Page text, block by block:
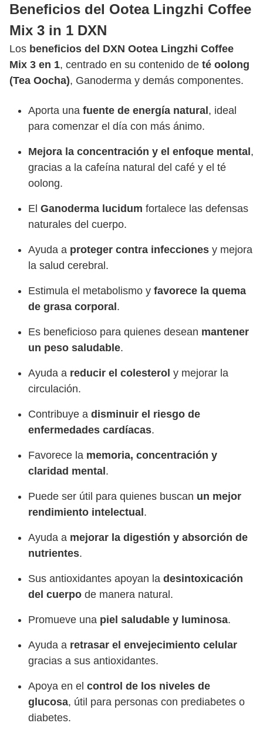
Beneficios del Ootea Lingzhi Coffee
Mix 3 in 1 DXN
Los beneficios del DXN Ootea Lingzhi Coffee
Mix 3 en 1, centrado en su contenido de té oolong
(Tea Oocha), Ganoderma y demás componentes.
Aporta una fuente de energía natural , ideal
para comenzar el día con más ánimo.
Mejora la concentración y el enfoque mental ,
gracias a la cafeína natural del café y el té
oolong.
El Ganoderma lucidum fortalece las defensas
naturales del cuerpo.
Ayuda a proteger contra infecciones y mejora
la salud cerebral.
Estimula el metabolismo y favorece la quema
de grasa corporal .
Es beneficioso para quienes desean mantener
un peso saludable.
Ayuda a reducir el colesterol y mejorar la
circulación.
Contribuye a disminuir el riesgo de
enfermedades cardíacas.
Favorece la memoria, concentración y
claridad mental .
Puede ser útil para quienes buscan un mejor
rendimiento intelectual .
Ayuda a mejorar la digestión y absorción de
nutrientes.
Sus antioxidantes apoyan la desintoxicación
del cuerpo de manera natural.
Promueve una piel saludable y luminosa.
Ayuda a retrasar el envejecimiento celular
gracias a sus antioxidantes.
Apoya en el control de los niveles de
glucosa, útil para personas con prediabetes o
diabetes.